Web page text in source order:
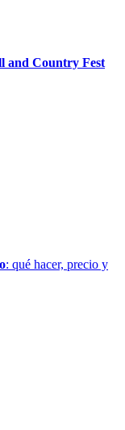
and Country Fest
: qué hacer, precio y